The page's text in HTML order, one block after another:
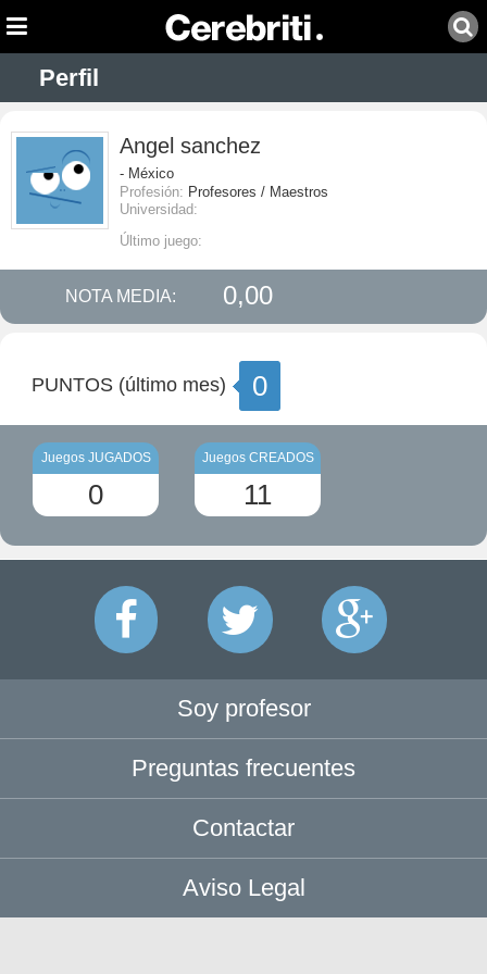
Perfil
Angel sanchez
- México
Profesión: Profesores / Maestros
Universidad:
Último juego:
NOTA MEDIA: 0,00
PUNTOS (último mes) 0
Juegos JUGADOS
0
Juegos CREADOS
11
Soy profesor
Preguntas frecuentes
Contactar
Aviso Legal